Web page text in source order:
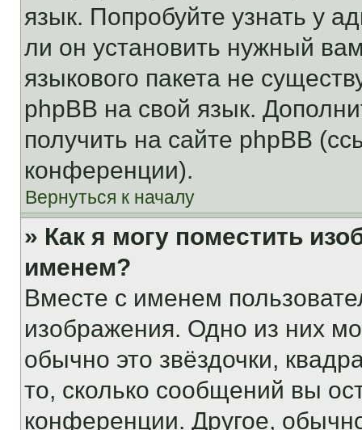
язык. Попробуйте узнать у
ли он установить нужный
языкового пакета не
phpBB на свой язык.
получить на сайте phpBB
конференции).
Вернуться к началу
» Как я могу поместить
именем?
Вместе с именем
изображения. Одно из них
обычно это звёздочки,
то, сколько сообщений вы
конференции. Другое,